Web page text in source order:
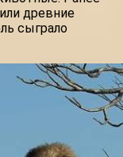
древние
сыграло